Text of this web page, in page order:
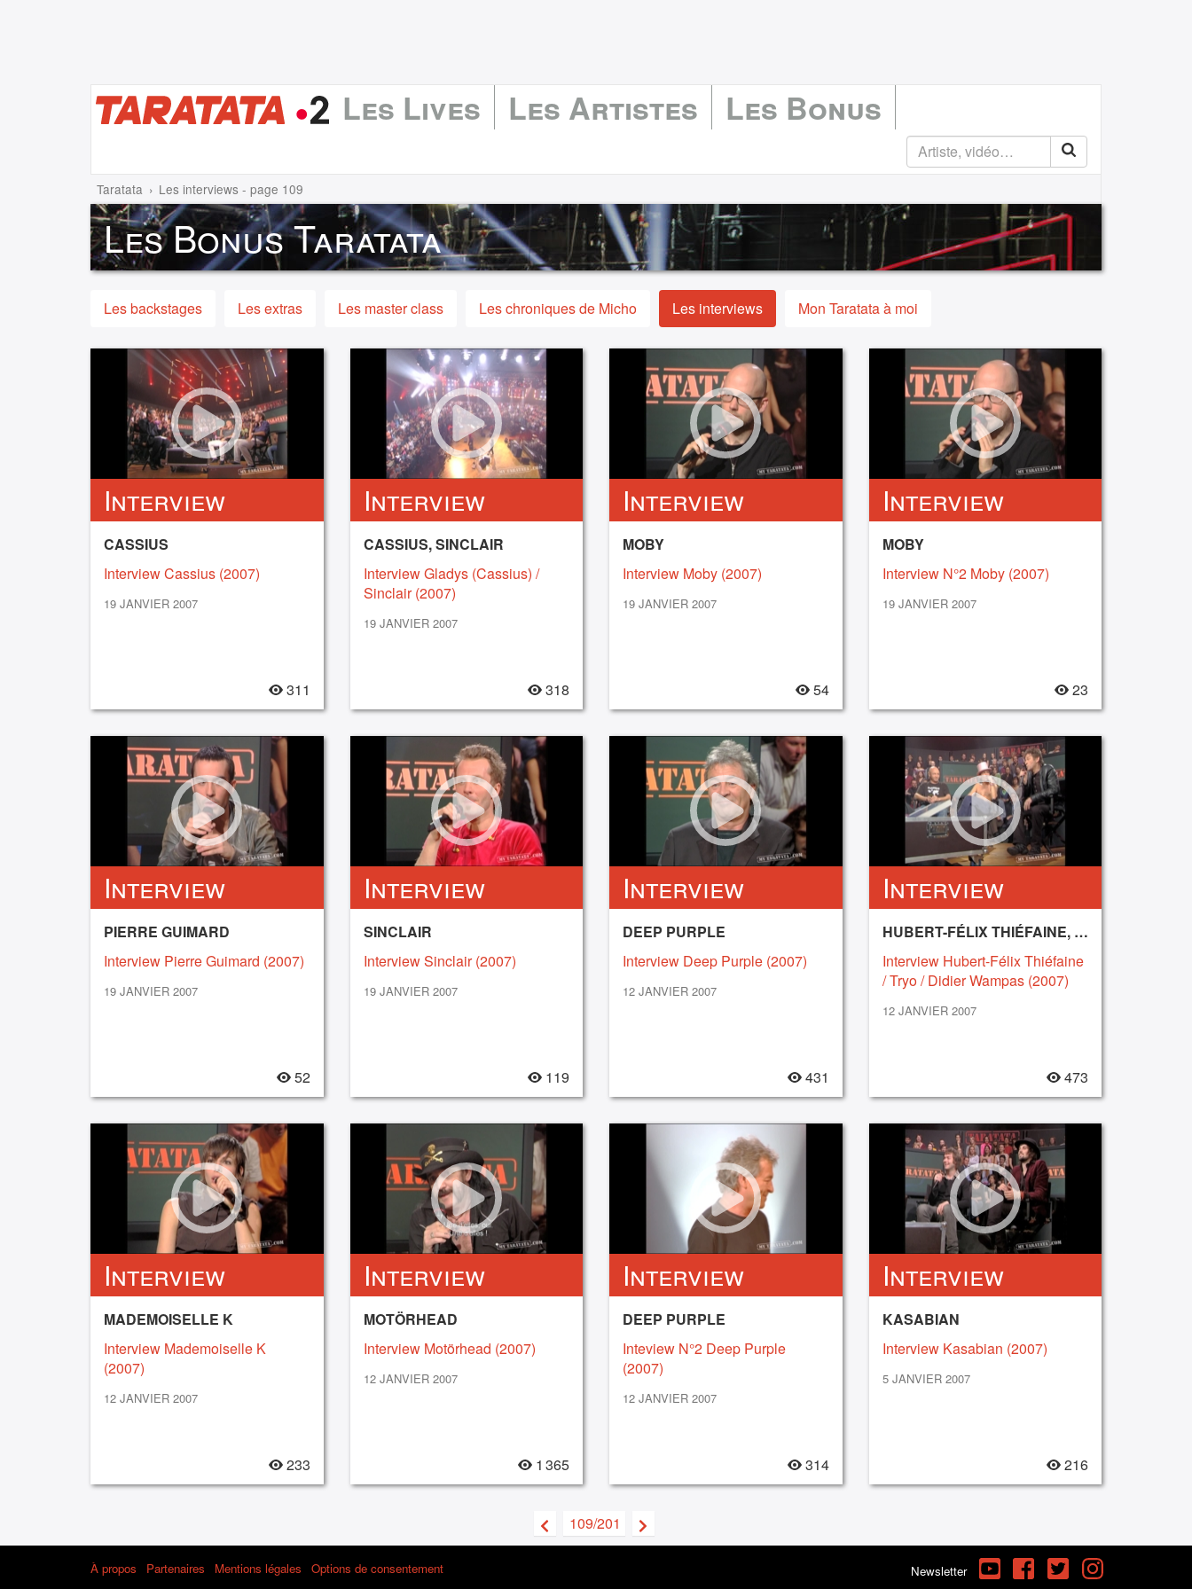
Les Lives Les Artistes Les Bonus
Taratata Les interviews - page 109
Les Bonus Taratata
Les backstages Les extras Les master class Les chroniques de Micho Les interviews Mon Taratata à moi
Interview
CASSIUS
Interview Cassius (2007)
19 JANVIER 2007
311
Interview
CASSIUS, SINCLAIR
Interview Gladys (Cassius) /
Sinclair (2007)
19 JANVIER 2007
318
Interview
MOBY
Interview Moby (2007)
19 JANVIER 2007
54
Interview
MOBY
Interview N°2 Moby (2007)
19 JANVIER 2007
23
Interview
PIERRE GUIMARD
Interview Pierre Guimard (2007)
19 JANVIER 2007
52
Interview
SINCLAIR
Interview Sinclair (2007)
19 JANVIER 2007
119
Interview
DEEP PURPLE
Interview Deep Purple (2007)
12 JANVIER 2007
431
Interview
HUBERT-FÉLIX THIÉFAINE, LES WAMPAS, TRYO
Interview Hubert-Félix Thiéfaine
/ Tryo / Didier Wampas (2007)
12 JANVIER 2007
473
Interview
MADEMOISELLE K
Interview Mademoiselle K
(2007)
12 JANVIER 2007
233
Interview
MOTÖRHEAD
Interview Motörhead (2007)
12 JANVIER 2007
1 365
Interview
DEEP PURPLE
Inteview N°2 Deep Purple
(2007)
12 JANVIER 2007
314
Interview
KASABIAN
Interview Kasabian (2007)
5 JANVIER 2007
216
109/201
À propos Partenaires Mentions légales Options de consentement Newsletter YouTube FacebookTwitterInstagram